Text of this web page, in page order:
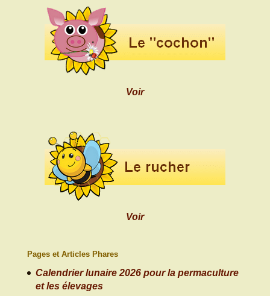
Voir
Voir
Pages et Articles Phares
Calendrier lunaire 2026 pour la permaculture
et les élevages